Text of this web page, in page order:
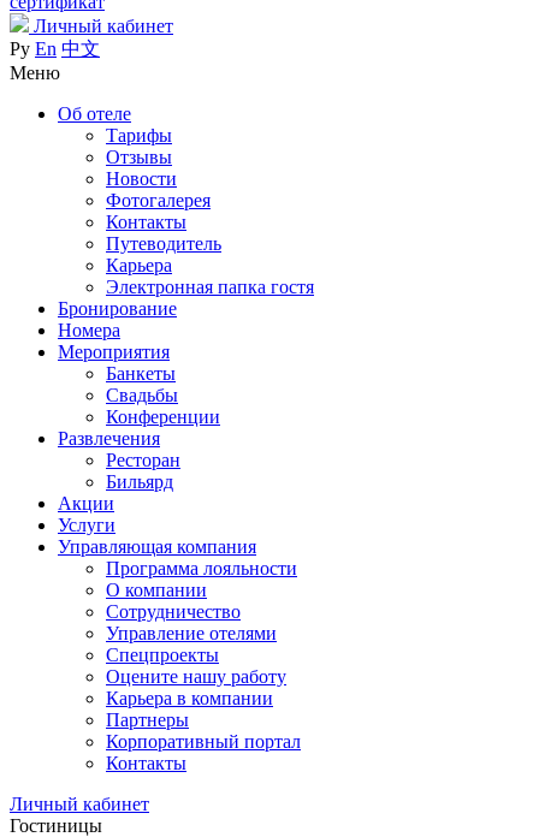
Личный кабинет
Ру En 中文
Меню
Об отеле
Тарифы
Отзывы
Новости
Фотогалерея
Контакты
Путеводитель
Карьера
Электронная папка гостя
Бронирование
Номера
Мероприятия
Банкеты
Свадьбы
Конференции
Развлечения
Ресторан
Бильярд
Акции
Услуги
Управляющая компания
Программа лояльности
О компании
Сотрудничество
Управление отелями
Спецпроекты
Оцените нашу работу
Карьера в компании
Партнеры
Корпоративный портал
Контакты
Личный кабинет
Гостиницы